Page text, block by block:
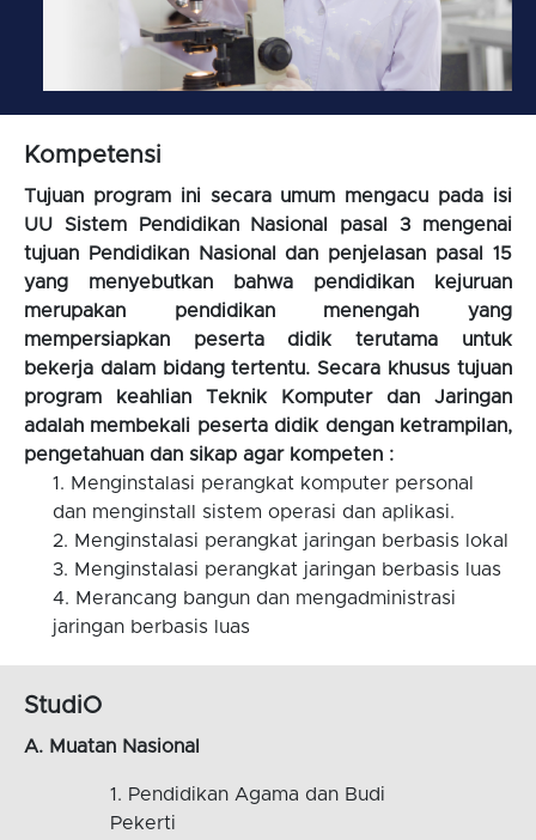
Kompetensi
Tujuan program ini secara umum mengacu pada isi
UU Sistem Pendidikan Nasional pasal 3 mengenai
tujuan Pendidikan Nasional dan penjelasan pasal 15
yang menyebutkan bahwa pendidikan kejuruan
merupakan pendidikan menengah yang
mempersiapkan peserta didik terutama untuk
bekerja dalam bidang tertentu. Secara khusus tujuan
program keahlian Teknik Komputer dan Jaringan
adalah membekali peserta didik dengan ketrampilan,
pengetahuan dan sikap agar kompeten :
Menginstalasi perangkat komputer personal
dan menginstall sistem operasi dan aplikasi.
Menginstalasi perangkat jaringan berbasis lokal
Menginstalasi perangkat jaringan berbasis luas
Merancang bangun dan mengadministrasi
jaringan berbasis luas
StudiO
A. Muatan Nasional
Pendidikan Agama dan Budi
Pekerti